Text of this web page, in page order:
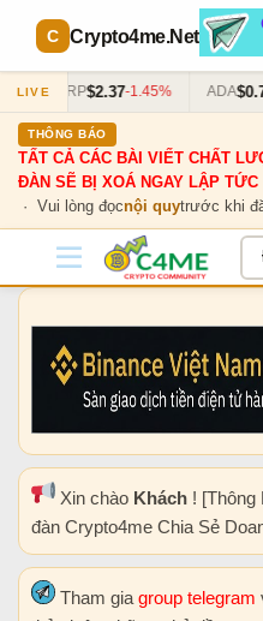
Crypto4me.Net
LIVEXRP$2.37-1.45% ADA
THÔNG BÁO
TẤT CẢ CÁC BÀI VIẾT CHẤT
ĐÀN SẼ BỊ XOÁ NGAY LẬP TỨC
· Vui lòng đọcnội quytrước khi
Xin chào Khách ! [Thông
đàn Crypto4me Chia Sẻ
Tham gia group telegram